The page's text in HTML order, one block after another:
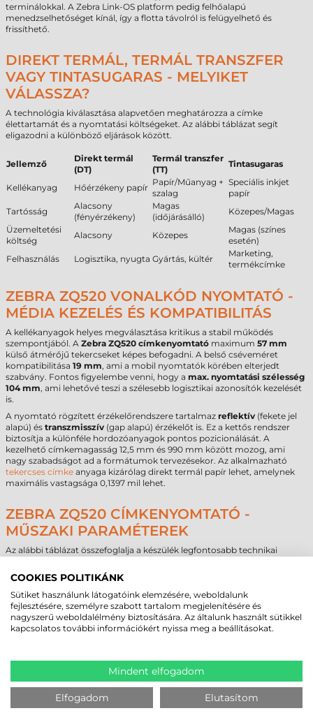
terminálokkal. A Zebra Link-OS platform pedig felhőalapú
menedzselhetőséget kínál, így a flotta távolról is felügyelhető és
frissíthető.
DIREKT TERMÁL, TERMÁL TRANSZFER
VAGY TINTASUGARAS - MELYIKET
VÁLASSZA?
A technológia kiválasztása alapvetően meghatározza a címke
élettartamát és a nyomtatási költségeket. Az alábbi táblázat segít
eligazodni a különböző eljárások között.
Jellemző
Direkt termál
(DT)
Termál transzfer
(TT)
Tintasugaras
Kellékanyag Hőérzékeny papír
Papír/Műanyag +
szalag
Speciális inkjet
papír
Tartósság
Alacsony
(fényérzékeny)
Magas
(időjárásálló)
Közepes/Magas
Üzemeltetési
költség
Alacsony Közepes
Magas (színes
esetén)
Felhasználás
Logisztika, nyugta Gyártás, kültér
Marketing,
termékcímke
ZEBRA ZQ520 VONALKÓD NYOMTATÓ -
MÉDIA KEZELÉS ÉS KOMPATIBILITÁS
A kellékanyagok helyes megválasztása kritikus a stabil működés
szempontjából. A Zebra ZQ520 címkenyomtató maximum 57 mm
külső átmérőjű tekercseket képes befogadni. A belső cséveméret
kompatibilitása 19 mm, ami a mobil nyomtatók körében elterjedt
szabvány. Fontos figyelembe venni, hogy a max. nyomtatási szélesség
104 mm, ami lehetővé teszi a szélesebb logisztikai azonosítók kezelését
is.
A nyomtató rögzített érzékelőrendszere tartalmaz reflektív (fekete jel
alapú) és transzmisszív (gap alapú) érzékelőt is. Ez a kettős rendszer
biztosítja a különféle hordozóanyagok pontos pozicionálását. A
kezelhető címkemagasság 12,5 mm és 990 mm között mozog, ami
nagy szabadságot ad a formátumok tervezésekor. Az alkalmazható
tekercses címke anyaga kizárólag direkt termál papír lehet, amelynek
maximális vastagsága 0,1397 mil lehet.
ZEBRA ZQ520 CÍMKENYOMTATÓ -
MŰSZAKI PARAMÉTEREK
Az alábbi táblázat összefoglalja a készülék legfontosabb technikai
Márka
Modell
ZQ520
Technológia
direkt termál
Felbontás
203 dpi
Max. tekercsátmérő
57 mm
Interfész
USB,Bluetooth
12 hónap (készülék)
FELHASZNÁLÁSI TERÜLETEK ÉS „MIKOR
COOKIES POLITIKÁNK
Sütiket használunk látogatóink elemzésére, weboldalunk
fejlesztésére, személyre szabott tartalom megjelenítésére és
nagyszerű weboldalélmény biztosítására. Az általunk használt sütikkel
kapcsolatos további információkért nyissa meg a beállításokat.
Mindent elfogadom
Elfogadom Elutasítom